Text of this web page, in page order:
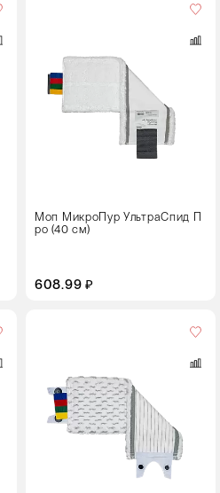
Моп МикроПур УльтраСпид П
ро (40 см)
608.99 ₽